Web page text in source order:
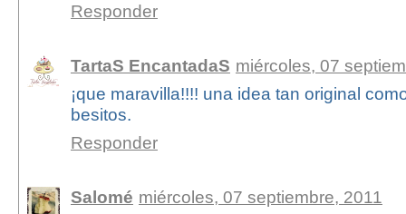
Responder
TartaS EncantadaS miércoles, 07
¡que maravilla!!!! una idea tan original
besitos.
Responder
Salomé miércoles, 07 septiembre, 2011